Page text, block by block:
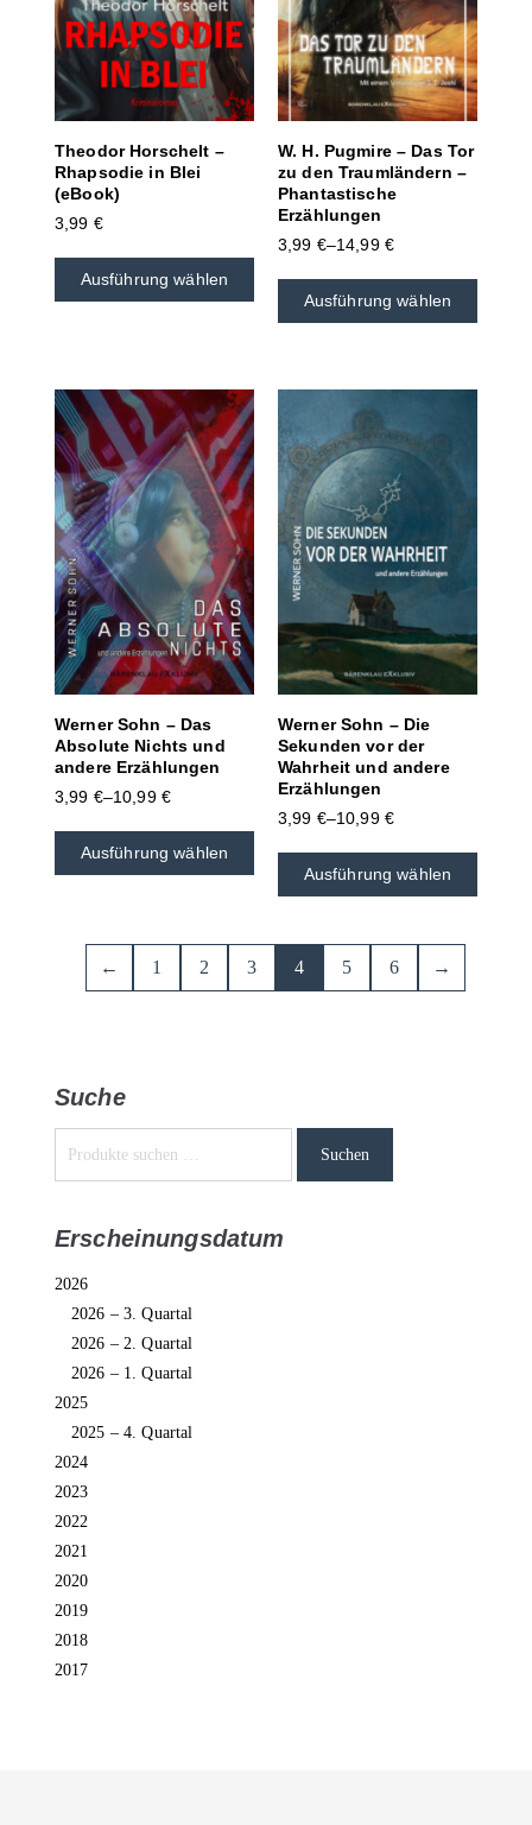
Theodor Horschelt –
Rhapsodie in Blei
(eBook)
3,99 €
Ausführung wählen
W. H. Pugmire – Das Tor
zu den Traumländern –
Phantastische
Erzählungen
3,99 €–14,99 €
Ausführung wählen
Werner Sohn – Das
Absolute Nichts und
andere Erzählungen
3,99 €–10,99 €
Ausführung wählen
Werner Sohn – Die
Sekunden vor der
Wahrheit und andere
Erzählungen
3,99 €–10,99 €
Ausführung wählen
← 1 2 3 4 5 6 →
Suche
Suchen
Erscheinungsdatum
2026
2026 – 3. Quartal
2026 – 2. Quartal
2026 – 1. Quartal
2025
2025 – 4. Quartal
2024
2023
2022
2021
2020
2019
2018
2017